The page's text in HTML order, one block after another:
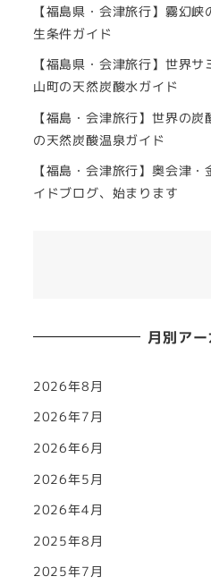
【福島県・会津旅行】霧幻
生条件ガイド
【福島県・会津旅行】世界
山町の天然炭酸水ガイド
【福島・会津旅行】世界の
の天然炭酸温泉ガイド
【福島・会津旅行】奥会津
イドブログ、始まります
月別ア
2026年8月
2026年7月
2026年6月
2026年5月
2026年4月
2025年8月
2025年7月